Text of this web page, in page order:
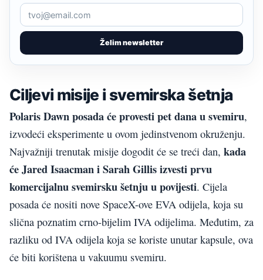
Želim newsletter
Ciljevi misije i svemirska šetnja
Polaris Dawn posada će provesti pet dana u svemiru,
izvodeći eksperimente u ovom jedinstvenom okruženju.
Najvažniji trenutak misije dogodit će se treći dan, kada
će Jared Isaacman i Sarah Gillis izvesti prvu
komercijalnu svemirsku šetnju u povijesti. Cijela
posada će nositi nove SpaceX-ove EVA odijela, koja su
slična poznatim crno-bijelim IVA odijelima. Međutim, za
razliku od IVA odijela koja se koriste unutar kapsule, ova
će biti korištena u vakuumu svemiru.